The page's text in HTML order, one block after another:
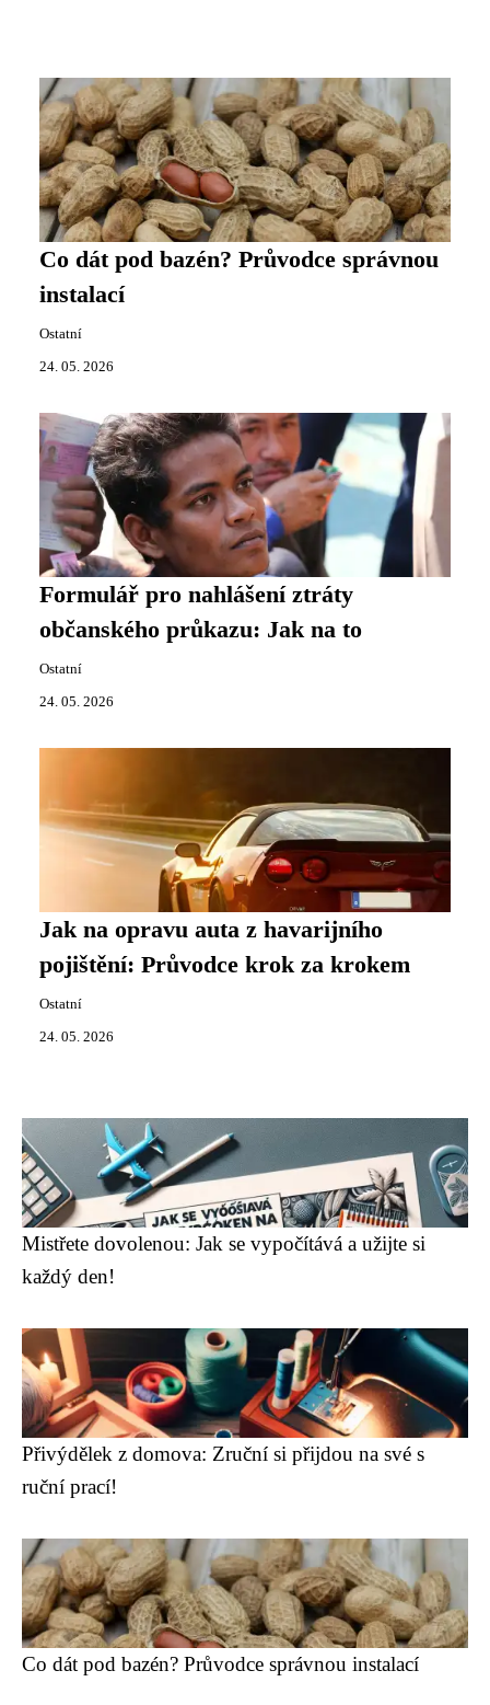
Co dát pod bazén? Průvodce správnou
instalací
Ostatní
24. 05. 2026
Formulář pro nahlášení ztráty
občanského průkazu: Jak na to
Ostatní
24. 05. 2026
Jak na opravu auta z havarijního
pojištění: Průvodce krok za krokem
Ostatní
24. 05. 2026
Mistřete dovolenou: Jak se vypočítává a užijte si
každý den!
Přivýdělek z domova: Zruční si přijdou na své s
ruční prací!
Co dát pod bazén? Průvodce správnou instalací